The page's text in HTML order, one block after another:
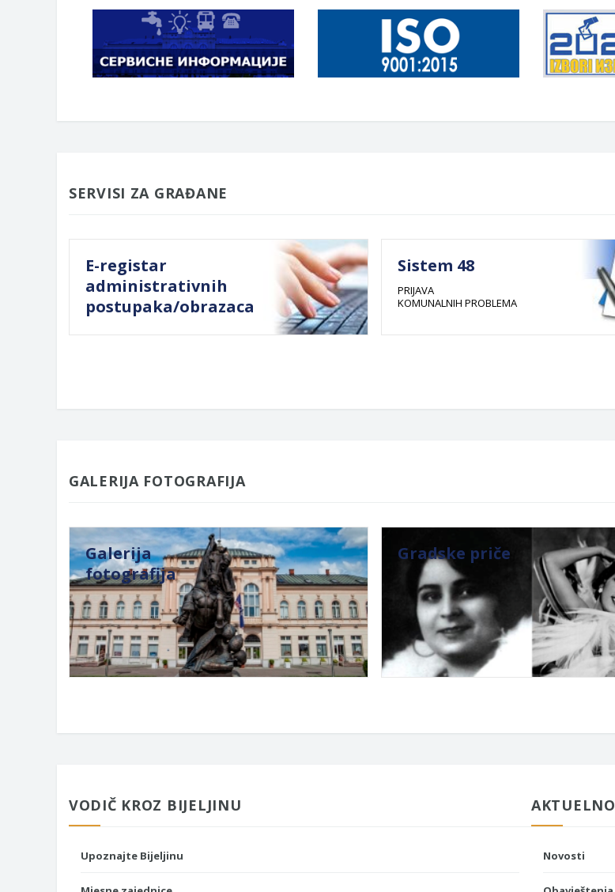
SERVISI ZA GRAĐANE
E-registar
administrativnih
postupaka/obrazaca
Sistem 48
PRIJAVA
KOMUNALNIH PROBLEMA
GALERIJA FOTOGRAFIJA
Galerija
fotografija
Gradske priče
VODIČ KROZ BIJELJINU
Upoznajte Bijeljinu
AKTUELNO
Novosti